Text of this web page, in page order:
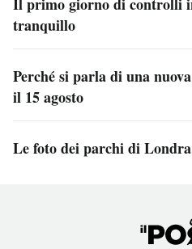
tranquillo
Perché si parla di una
il 15 agosto
Le foto dei parchi di